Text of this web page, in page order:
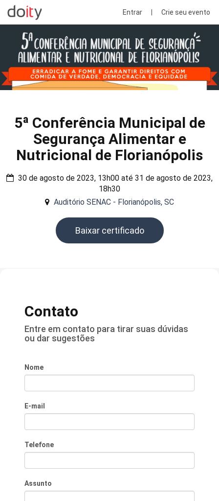
Entrar Crie seu evento
5ª Conferência Municipal de
Segurança Alimentar e
Nutricional de Florianópolis
30 de agosto de 2023, 13h00 até 31 de agosto de 2023,
18h30
Auditório SENAC - Florianópolis, SC
Baixar certificado
Contato
Entre em contato para tirar suas dúvidas
ou dar sugestões
Nome
E-mail
Telefone
Assunto